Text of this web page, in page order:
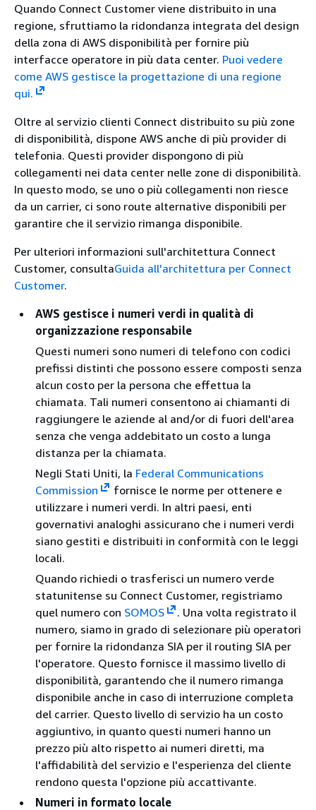
Quando Connect Customer viene distribuito in una
regione, sfruttiamo la ridondanza integrata del design
della zona di AWS disponibilità per fornire più
interfacce operatore in più data center. Puoi vedere
come AWS gestisce la progettazione di una regione
qui.
Oltre al servizio clienti Connect distribuito su più zone
di disponibilità, dispone AWS anche di più provider di
telefonia. Questi provider dispongono di più
collegamenti nei data center nelle zone di disponibilità.
In questo modo, se uno o più collegamenti non riesce
da un carrier, ci sono route alternative disponibili per
garantire che il servizio rimanga disponibile.
Per ulteriori informazioni sull'architettura Connect
Customer, consultaGuida all'architettura per Connect
Customer.
AWS gestisce i numeri verdi in qualità di
organizzazione responsabile
Questi numeri sono numeri di telefono con codici
prefissi distinti che possono essere composti senza
alcun costo per la persona che effettua la
chiamata. Tali numeri consentono ai chiamanti di
raggiungere le aziende al and/or di fuori dell'area
senza che venga addebitato un costo a lunga
distanza per la chiamata.
Negli Stati Uniti, la Federal Communications
Commission
fornisce le norme per ottenere e
utilizzare i numeri verdi. In altri paesi, enti
governativi analoghi assicurano che i numeri verdi
siano gestiti e distribuiti in conformità con le leggi
locali.
Quando richiedi o trasferisci un numero verde
statunitense su Connect Customer, registriamo
quel numero con SOMOS
. Una volta registrato il
numero, siamo in grado di selezionare più operatori
per fornire la ridondanza SIA per il routing SIA per
l'operatore. Questo fornisce il massimo livello di
disponibilità, garantendo che il numero rimanga
disponibile anche in caso di interruzione completa
del carrier. Questo livello di servizio ha un costo
aggiuntivo, in quanto questi numeri hanno un
prezzo più alto rispetto ai numeri diretti, ma
l'affidabilità del servizio e l'esperienza del cliente
rendono questa l'opzione più accattivante.
Numeri in formato locale